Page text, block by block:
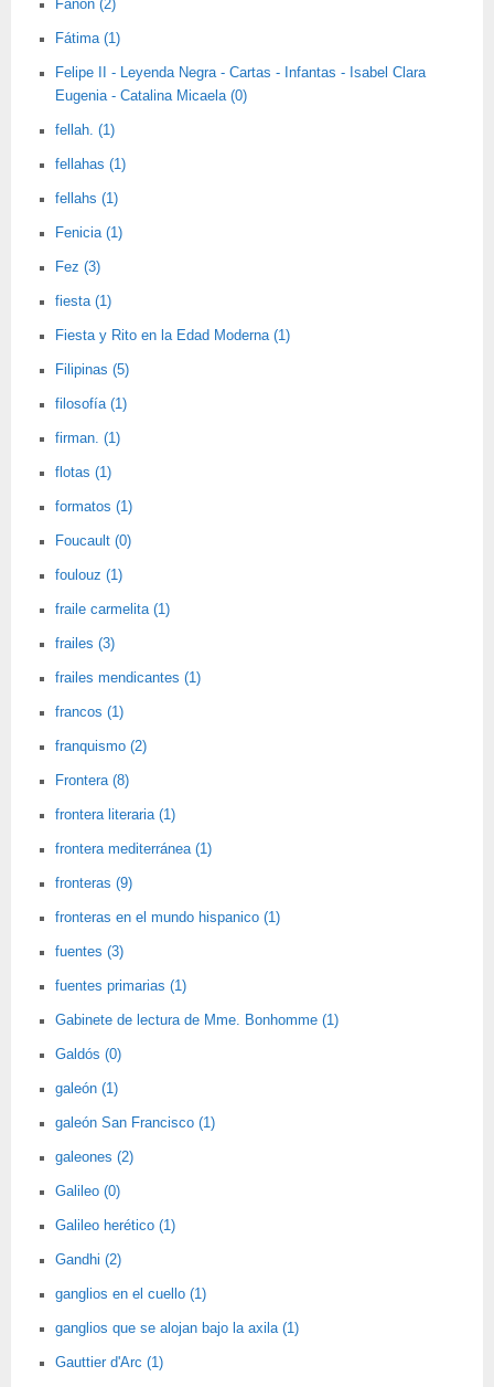
Fanon (2)
Fátima (1)
Felipe II - Leyenda Negra - Cartas - Infantas - Isabel Clara
Eugenia - Catalina Micaela (0)
fellah. (1)
fellahas (1)
fellahs (1)
Fenicia (1)
Fez (3)
fiesta (1)
Fiesta y Rito en la Edad Moderna (1)
Filipinas (5)
filosofía (1)
firman. (1)
flotas (1)
formatos (1)
Foucault (0)
foulouz (1)
fraile carmelita (1)
frailes (3)
frailes mendicantes (1)
francos (1)
franquismo (2)
Frontera (8)
frontera literaria (1)
frontera mediterránea (1)
fronteras (9)
fronteras en el mundo hispanico (1)
fuentes (3)
fuentes primarias (1)
Gabinete de lectura de Mme. Bonhomme (1)
Galdós (0)
galeón (1)
galeón San Francisco (1)
galeones (2)
Galileo (0)
Galileo herético (1)
Gandhi (2)
ganglios en el cuello (1)
ganglios que se alojan bajo la axila (1)
Gauttier d'Arc (1)